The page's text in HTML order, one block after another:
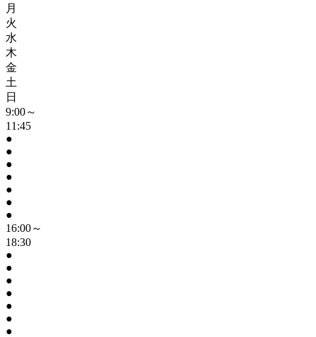
月
火
水
木
金
土
日
9:00～
11:45
●
●
●
●
●
●
●
16:00～
18:30
●
●
●
●
●
●
●